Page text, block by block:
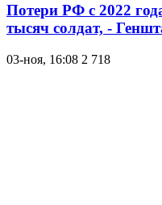
Потери РФ с 2022
тысяч солдат, -
03-ноя, 16:08 2 718